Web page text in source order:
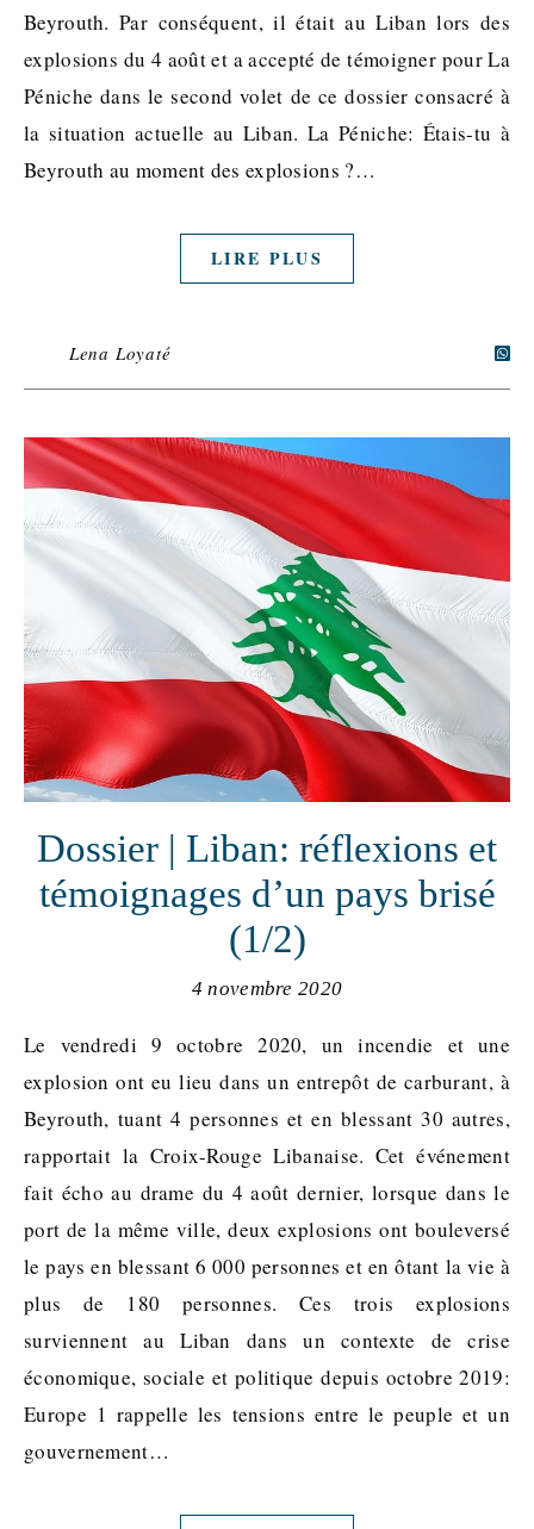
Beyrouth. Par conséquent, il était au Liban lors des
explosions du 4 août et a accepté de témoigner pour La
Péniche dans le second volet de ce dossier consacré à
la situation actuelle au Liban. La Péniche: Étais-tu à
Beyrouth au moment des explosions ?…
LIRE PLUS
Lena Loyaté
Dossier | Liban: réflexions et
témoignages d’un pays brisé
(1/2)
4 novembre 2020
Le vendredi 9 octobre 2020, un incendie et une
explosion ont eu lieu dans un entrepôt de carburant, à
Beyrouth, tuant 4 personnes et en blessant 30 autres,
rapportait la Croix-Rouge Libanaise. Cet événement
fait écho au drame du 4 août dernier, lorsque dans le
port de la même ville, deux explosions ont bouleversé
le pays en blessant 6 000 personnes et en ôtant la vie à
plus de 180 personnes. Ces trois explosions
surviennent au Liban dans un contexte de crise
économique, sociale et politique depuis octobre 2019:
Europe 1 rappelle les tensions entre le peuple et un
gouvernement…